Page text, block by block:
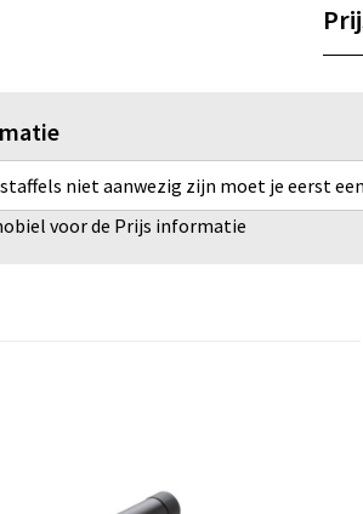
niet aanwezig zijn moet je eerst
voor de Prijs informatie